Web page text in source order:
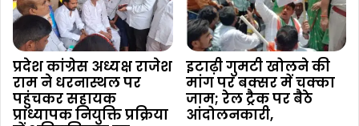
प्रदेश कांग्रेस अध्यक्ष राजेश
राम ने धरनास्थल पर
पहुंचकर सहायक
प्राध्यापक नियुक्ति प्रक्रिया
इटाढ़ी गुमटी खोलने की
मांग पर बक्सर में चक्का
जाम; रेल ट्रैक पर बैठे
आंदोलनकारी,